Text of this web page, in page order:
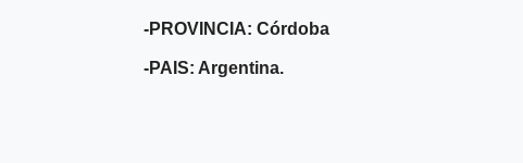
-PROVINCIA: Córdoba
-PAIS: Argentina.